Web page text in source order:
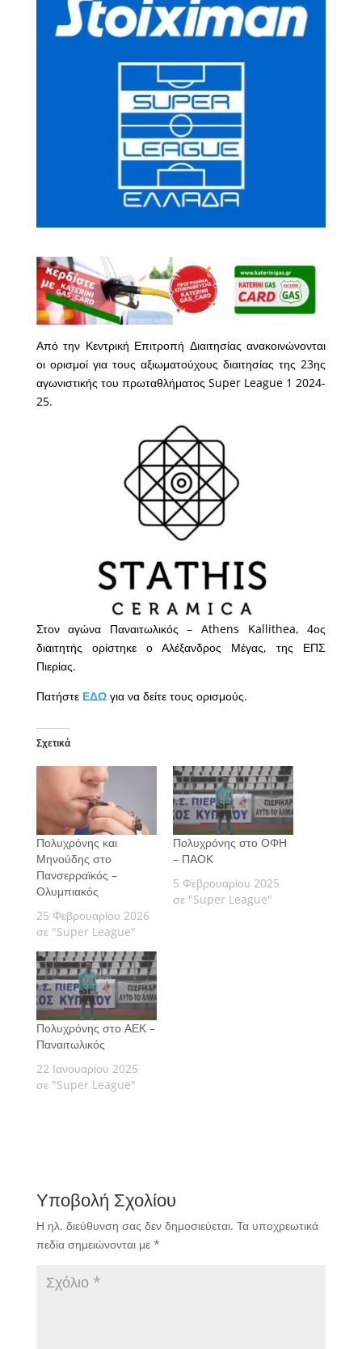
Από την Κεντρική Επιτροπή Διαιτησίας ανακοινώνονται
οι ορισμοί για τους αξιωματούχους διαιτησίας της 23ης
αγωνιστικής του πρωταθλήματος Super League 1 2024-
25.
Στον αγώνα Παναιτωλικός – Athens Kallithea, 4ος
διαιτητής ορίστηκε ο Αλέξανδρος Μέγας, της ΕΠΣ
Πιερίας.
Πατήστε ΕΔΩ για να δείτε τους ορισμούς.
Σχετικά
Πολυχρόνης και
Μηνούδης στο
Πανσερραϊκός –
Ολυμπιακός
25 Φεβρουαρίου 2026
σε "Super League"
Πολυχρόνης στο ΟΦΗ
– ΠΑΟΚ
5 Φεβρουαρίου 2025
σε "Super League"
Πολυχρόνης στο ΑΕΚ –
Παναιτωλικός
22 Ιανουαρίου 2025
σε "Super League"
Υποβολή Σχολίου
Η ηλ. διεύθυνση σας δεν δημοσιεύεται. Τα υποχρεωτικά
πεδία σημειώνονται με *